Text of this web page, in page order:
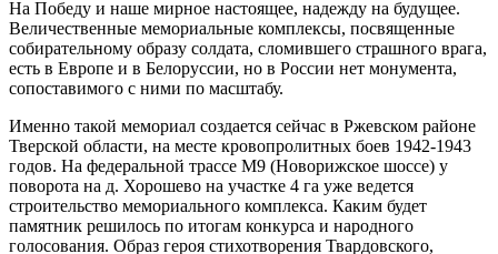
На Победу и наше мирное настоящее, надежду на будущее.
Величественные мемориальные комплексы, посвященные
собирательному образу солдата, сломившего страшного врага,
есть в Европе и в Белоруссии, но в России нет монумента,
сопоставимого с ними по масштабу.
Именно такой мемориал создается сейчас в Ржевском районе
Тверской области, на месте кровопролитных боев 1942-1943
годов. На федеральной трассе М9 (Новорижское шоссе) у
поворота на д. Хорошево на участке 4 га уже ведется
строительство мемориального комплекса. Каким будет
памятник решилось по итогам конкурса и народного
голосования. Образ героя стихотворения Твардовского,